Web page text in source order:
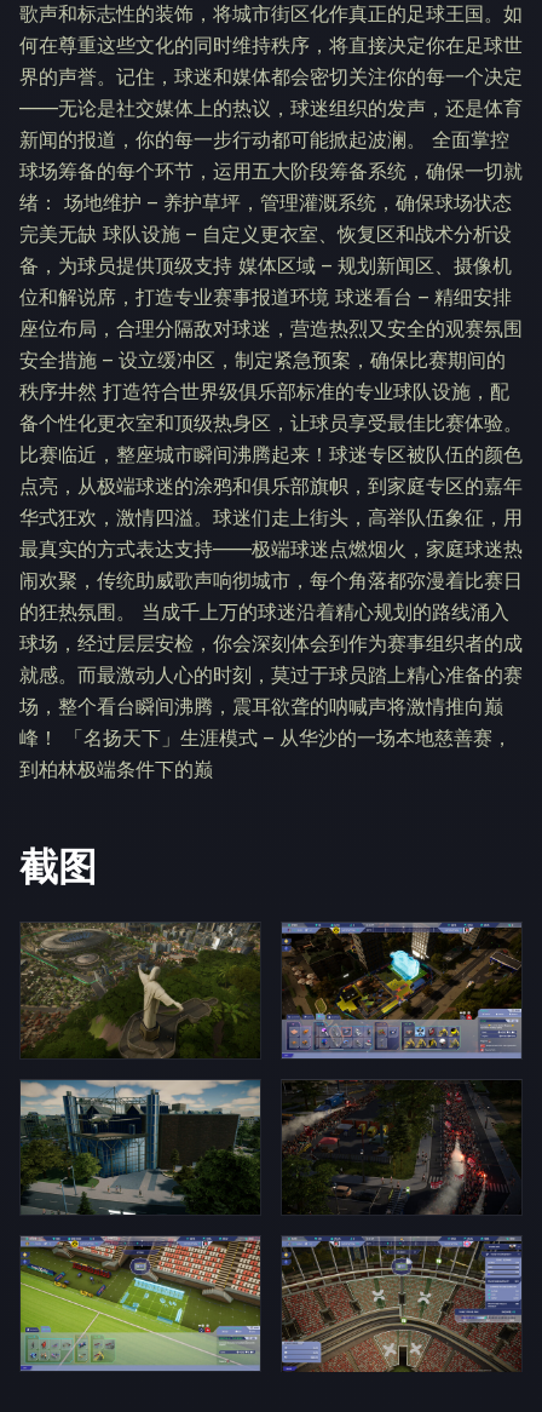
歌声和标志性的装饰，将城市街区化作真正的足球王国。如
何在尊重这些文化的同时维持秩序，将直接决定你在足球世
界的声誉。记住，球迷和媒体都会密切关注你的每一个决定
——无论是社交媒体上的热议，球迷组织的发声，还是体育
新闻的报道，你的每一步行动都可能掀起波澜。 全面掌控
球场筹备的每个环节，运用五大阶段筹备系统，确保一切就
绪： 场地维护 – 养护草坪，管理灌溉系统，确保球场状态
完美无缺 球队设施 – 自定义更衣室、恢复区和战术分析设
备，为球员提供顶级支持 媒体区域 – 规划新闻区、摄像机
位和解说席，打造专业赛事报道环境 球迷看台 – 精细安排
座位布局，合理分隔敌对球迷，营造热烈又安全的观赛氛围
安全措施 – 设立缓冲区，制定紧急预案，确保比赛期间的
秩序井然 打造符合世界级俱乐部标准的专业球队设施，配
备个性化更衣室和顶级热身区，让球员享受最佳比赛体验。
比赛临近，整座城市瞬间沸腾起来！球迷专区被队伍的颜色
点亮，从极端球迷的涂鸦和俱乐部旗帜，到家庭专区的嘉年
华式狂欢，激情四溢。球迷们走上街头，高举队伍象征，用
最真实的方式表达支持——极端球迷点燃烟火，家庭球迷热
闹欢聚，传统助威歌声响彻城市，每个角落都弥漫着比赛日
的狂热氛围。 当成千上万的球迷沿着精心规划的路线涌入
球场，经过层层安检，你会深刻体会到作为赛事组织者的成
就感。而最激动人心的时刻，莫过于球员踏上精心准备的赛
场，整个看台瞬间沸腾，震耳欲聋的呐喊声将激情推向巅
峰！ 「名扬天下」生涯模式 – 从华沙的一场本地慈善赛，
到柏林极端条件下的巅
截图